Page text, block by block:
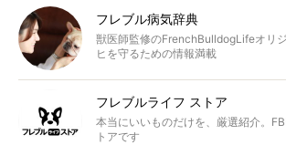
フレブル病気辞典
獣医師監修のFrenchBulldogLifeオリ
ヒを守るための情報満載
フレブルライフ ストア
本当にいいものだけを、厳選紹介。
トアです